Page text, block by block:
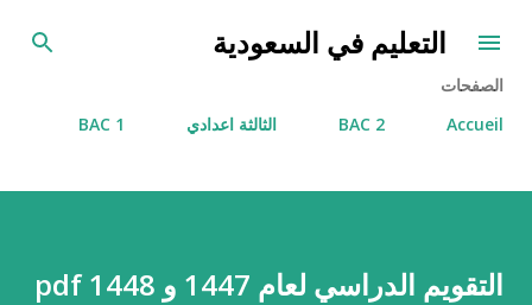
التخطي إلى المحتوى الرئيسي
التعليم في السعودية
الصفحات
Accueil
2 BAC الثالثة اعدادي 1 BAC
التقويم الدراسي لعام 1447 و 1448 pdf